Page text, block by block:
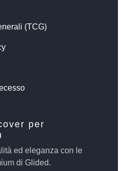
(TCG)
per
ed eleganza con le
di Glided.